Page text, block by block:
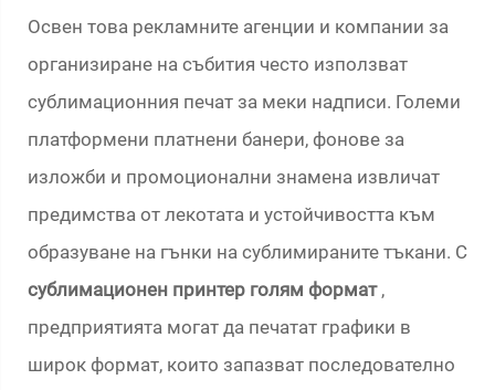
Освен това рекламните агенции и компании за
организиране на събития често използват
сублимационния печат за меки надписи. Големи
платформени платнени банери, фонове за
изложби и промоционални знамена извличат
предимства от лекотата и устойчивостта към
образуване на гънки на сублимираните тъкани. С
сублимационен принтер голям формат ,
предприятията могат да печатат графики в
широк формат, които запазват последователно